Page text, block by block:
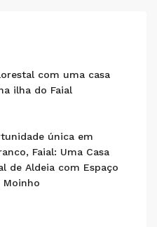
com uma casa
ilha do Faial
única em
Faial: Uma Casa
de Aldeia com Espaço
Moinho